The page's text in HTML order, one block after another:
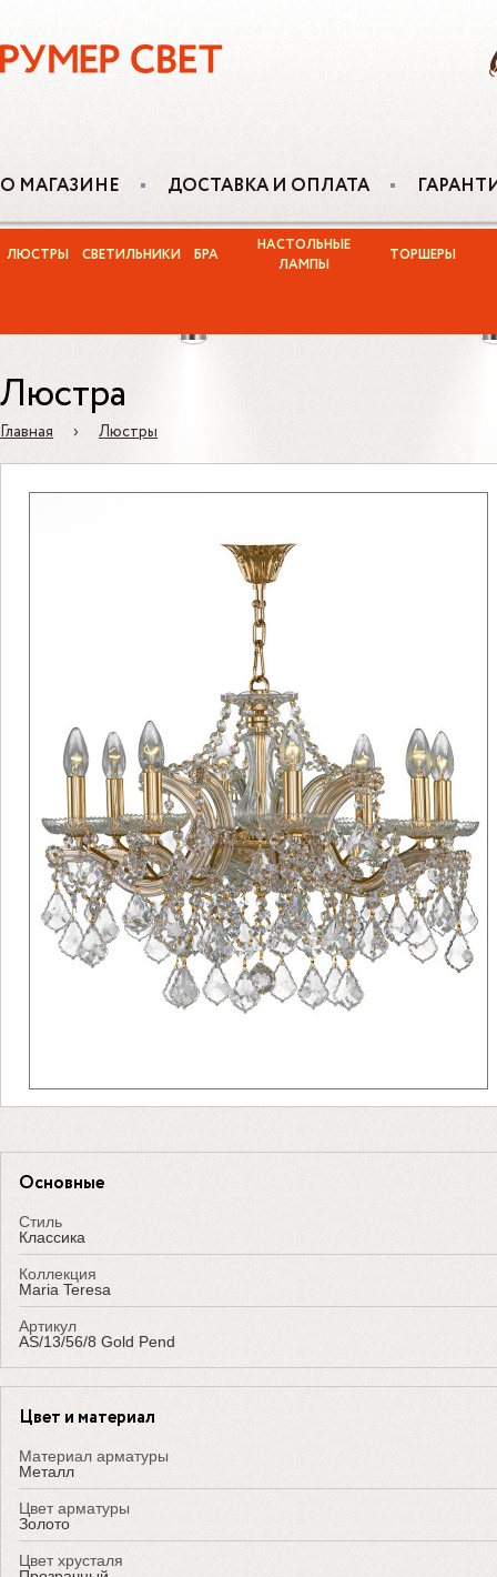
О МАГАЗИНЕ ДОСТАВКА И ОПЛАТА
ЛЮСТРЫ СВЕТИЛЬНИКИ БРА
НАСТОЛЬНЫЕ
ЛАМПЫ
ТОРШЕРЫ
Люстра
Главная › Люстры
Основные
Стиль
Классика
Коллекция
Maria Teresa
Артикул
AS/13/56/8 Gold Pend
Цвет и материал
Материал арматуры
Металл
Цвет арматуры
Золото
Цвет хрусталя